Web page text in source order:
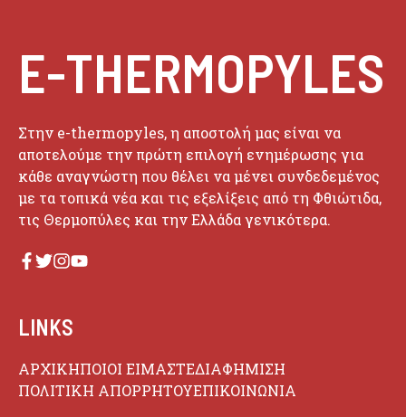
E-THERMOPYLES
Στην e-thermopyles, η αποστολή μας είναι να
αποτελούμε την πρώτη επιλογή ενημέρωσης για
κάθε αναγνώστη που θέλει να μένει συνδεδεμένος
με τα τοπικά νέα και τις εξελίξεις από τη Φθιώτιδα,
τις Θερμοπύλες και την Ελλάδα γενικότερα.
LINKS
ΑΡΧΙΚΗΠΟΙΟΙ ΕΙΜΑΣΤΕΔΙΑΦΗΜΙΣΗ
ΠΟΛΙΤΙΚΗ ΑΠΟΡΡΗΤΟΥΕΠΙΚΟΙΝΩΝΙΑ